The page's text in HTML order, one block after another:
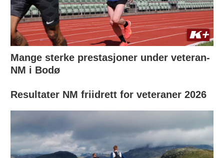
Mange sterke prestasjoner under veteran-
NM i Bodø
Resultater NM friidrett for veteraner 2026